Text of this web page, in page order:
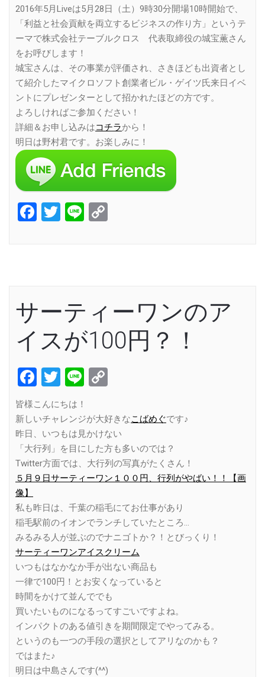
2016年5月Liveは5月28日（土）9時30分開場10時開始で、
「利益と社会貢献を両立するビジネスの作り方」というテ
ーマで株式会社テーブルクロス 代表取締役の城宝薫さん
をお呼びします！
城宝さんは、その事業が評価され、さきほども出資者とし
て紹介したマイクロソフト創業者ビル・ゲイツ氏来日イベ
ントにプレゼンターとして招かれたほどの方です。
よろしければご参加ください！
詳細＆お申し込みはコチラから！
明日は野村君です。お楽しみに！
Facebook
Twitter
Line
サーティーワンのア
イスが100円？！
Facebook
Twitter
Line
皆様こんにちは！
新しいチャレンジが大好きなこばめぐです♪
昨日、いつもは見かけない
「大行列」を目にした方も多いのでは？
Twitter方面では、大行列の写真がたくさん！
５月９日サーティーワン１００円、行列がやばい！！【画
像】
私も昨日は、千葉の稲毛にてお仕事があり
稲毛駅前のイオンでランチしていたところ…
みるみる人が並ぶのでナニゴトか？！とびっくり！
サーティーワンアイスクリーム
いつもはなかなか手が出ない商品も
一律で100円！とお安くなっていると
時間をかけて並んででも
買いたいものになるってすごいですよね。
インパクトのある値引きを期間限定でやってみる。
というのも一つの手段の選択としてアリなのかも？
ではまた♪
明日は中島さんです(^^)